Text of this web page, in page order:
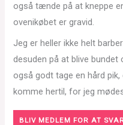
også tænde på at kneppe
ovenikøbet er gravid.
Jeg er heller ikke helt
desuden på at blive
også godt tage en hård
komme hertil, for jeg
BLIV MEDLEM FOR AT